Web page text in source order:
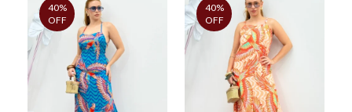
40%
OFF
40%
OFF